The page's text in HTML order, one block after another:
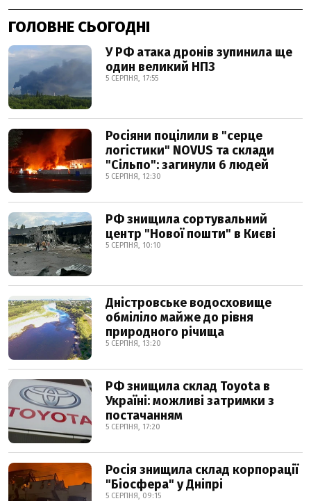
ГОЛОВНЕ СЬОГОДНІ
У РФ атака дронів зупинила ще
один великий НПЗ
5 СЕРПНЯ, 17:55
Росіяни поцілили в "серце
логістики" NOVUS та склади
"Сільпо": загинули 6 людей
5 СЕРПНЯ, 12:30
РФ знищила сортувальний
центр "Нової пошти" в Києві
5 СЕРПНЯ, 10:10
Дністровське водосховище
обміліло майже до рівня
природного річища
5 СЕРПНЯ, 13:20
РФ знищила склад Toyota в
Україні: можливі затримки з
постачанням
5 СЕРПНЯ, 17:20
Росія знищила склад корпорації
"Біосфера" у Дніпрі
5 СЕРПНЯ, 09:15